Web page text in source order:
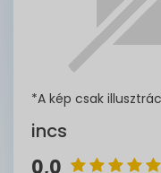
*A kép csak
incs
0,0